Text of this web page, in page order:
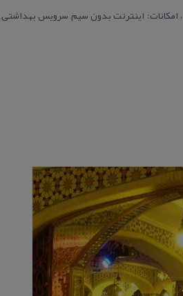
ظهر تا بعد از ظهر, بعد از ظهر تا شب ، نوع غذاها: ایرانی ، تعداد میز: حدودا ۲۰۰ نفر ، امكانات: اینترنت